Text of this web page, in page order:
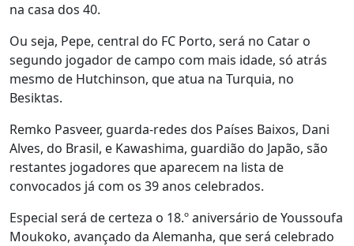
na casa dos 40.
Ou seja, Pepe, central do FC Porto, será no Catar o
segundo jogador de campo com mais idade, só atrás
mesmo de Hutchinson, que atua na Turquia, no
Besiktas.
Remko Pasveer, guarda-redes dos Países Baixos, Dani
Alves, do Brasil, e Kawashima, guardião do Japão, são
restantes jogadores que aparecem na lista de
convocados já com os 39 anos celebrados.
Especial será de certeza o 18.º aniversário de Youssoufa
Moukoko, avançado da Alemanha, que será celebrado